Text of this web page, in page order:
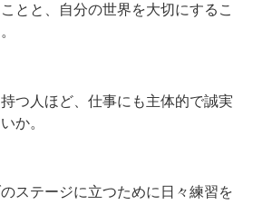
とと、自分の世界を大切にするこ
つ人ほど、仕事にも主体的で誠実
か。
ステージに立つために日々練習を